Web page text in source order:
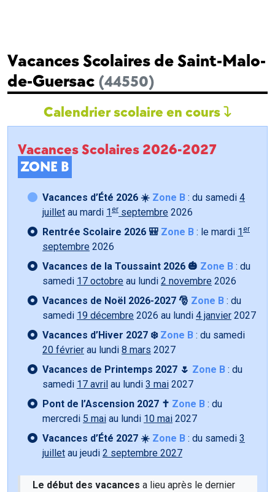
Vacances Scolaires de Saint-Malo-
de-Guersac (44550)
Calendrier scolaire en cours
Vacances Scolaires 2026-2027
ZONE B
Vacances d’Été 2026 ☀️ Zone B : du samedi 4
juillet au mardi 1 er septembre 2026
Rentrée Scolaire 2026 🎒 Zone B : le mardi 1 er
septembre 2026
Vacances de la Toussaint 2026 🎃 Zone B : du
samedi 17 octobre au lundi 2 novembre 2026
Vacances de Noël 2026-2027 🎅 Zone B : du
samedi 19 décembre 2026 au lundi 4 janvier 2027
Vacances d’Hiver 2027 ❄️ Zone B : du samedi
20 février au lundi 8 mars 2027
Vacances de Printemps 2027 🌷 Zone B : du
samedi 17 avril au lundi 3 mai 2027
Pont de l’Ascension 2027 ✝️ Zone B : du
mercredi 5 mai au lundi 10 mai 2027
Vacances d’Été 2027 ☀️ Zone B : du samedi 3
juillet au jeudi 2 septembre 2027
Le début des vacances a lieu après le dernier